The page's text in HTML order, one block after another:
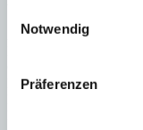
Notwendig
Präferenzen